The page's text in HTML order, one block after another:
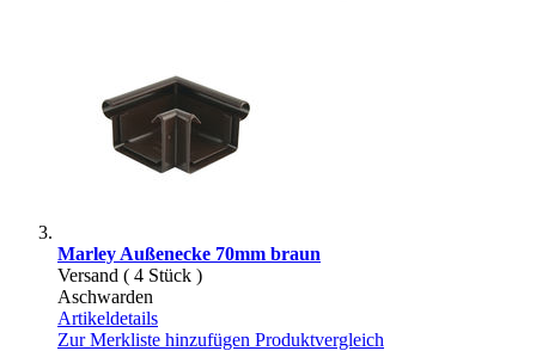
Marley Außenecke 70mm braun
Versand ( 4 Stück )
Aschwarden
Artikeldetails
Zur Merkliste hinzufügen Produktvergleich